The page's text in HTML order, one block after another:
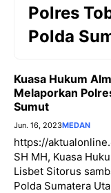
Polres
Polda
Kuasa Hukum
Melaporkan
Sumut
Jun. 16, 2023MEDAN
https://
SH MH, Kuasa
Lisbet Sitorus
Polda Sumatera